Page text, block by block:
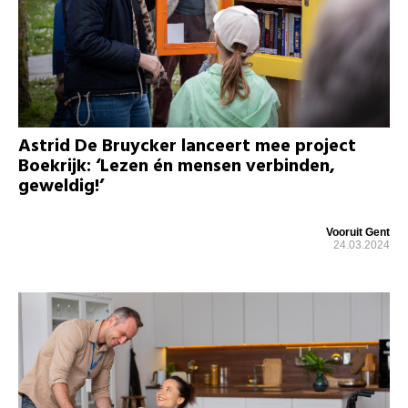
Astrid De Bruycker lanceert mee project
Boekrijk: ‘Lezen én mensen verbinden,
geweldig!’
Vooruit Gent
24.03.2024